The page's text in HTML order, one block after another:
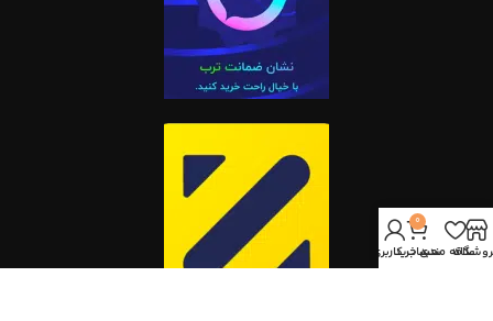
علاقه مندی
0
سبد خرید
حساب کاربری من